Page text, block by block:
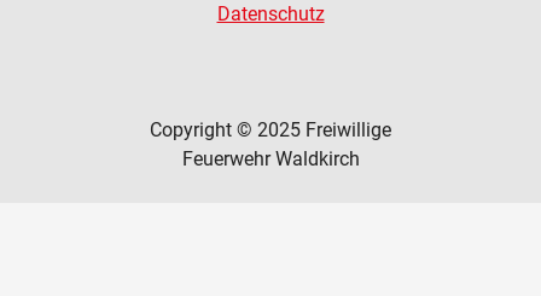
Datenschutz
Copyright © 2025 Freiwillige
Feuerwehr Waldkirch